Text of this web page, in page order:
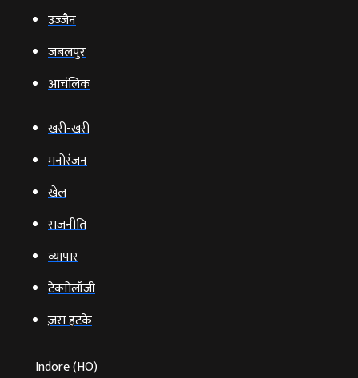
उज्‍जैन
जबलपुर
आचंलिक
खरी-खरी
मनोरंजन
खेल
राजनीति
व्‍यापार
टेक्‍नोलॉजी
ज़रा हटके
Indore (HO)